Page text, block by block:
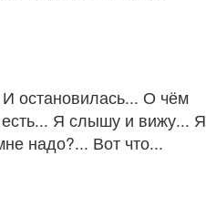
остановилась... О чём
есть... Я слышу и вижу... Я
надо?... Вот что...